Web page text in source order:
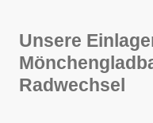
Unsere
Radwechsel